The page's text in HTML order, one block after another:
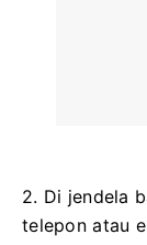
2. Di jendela
telepon atau